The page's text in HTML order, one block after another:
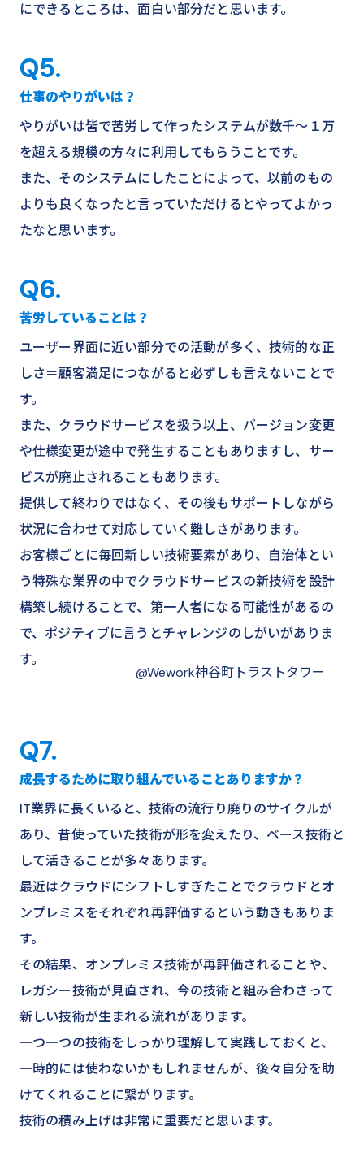
にできるところは、面白い部分だと思います。
Q5.
仕事のやりがいは？
やりがいは皆で苦労して作ったシステムが数千～１万
を超える規模の方々に利用してもらうことです。
また、そのシステムにしたことによって、以前のもの
よりも良くなったと言っていただけるとやってよかっ
たなと思います。
Q6.
苦労していることは？
ユーザー界面に近い部分での活動が多く、技術的な正
しさ＝顧客満足につながると必ずしも言えないことで
す。
また、クラウドサービスを扱う以上、バージョン変更
や仕様変更が途中で発生することもありますし、サー
ビスが廃止されることもあります。
提供して終わりではなく、その後もサポートしながら
状況に合わせて対応していく難しさがあります。
お客様ごとに毎回新しい技術要素があり、自治体とい
う特殊な業界の中でクラウドサービスの新技術を設計
構築し続けることで、第一人者になる可能性があるの
で、ポジティブに言うとチャレンジのしがいがありま
す。
@Wework神谷町トラストタワー
Q7.
成長するために取り組んでいることありますか？
IT業界に長くいると、技術の流行り廃りのサイクルが
あり、昔使っていた技術が形を変えたり、ベース技術と
して活きることが多々あります。
最近はクラウドにシフトしすぎたことでクラウドとオ
ンプレミスをそれぞれ再評価するという動きもありま
す。
その結果、オンプレミス技術が再評価されることや、
レガシー技術が見直され、今の技術と組み合わさって
新しい技術が生まれる流れがあります。
一つ一つの技術をしっかり理解して実践しておくと、
一時的には使わないかもしれませんが、後々自分を助
けてくれることに繋がります。
技術の積み上げは非常に重要だと思います。